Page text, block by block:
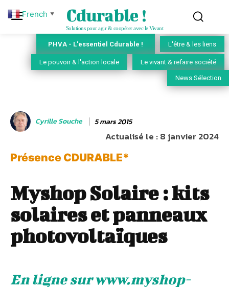
Cdurable !
Solutions pour agir & coopérer avec le Vivant
PHVA - L'essentiel Cdurable ! L'être & les liens
Le pouvoir & l'action locale Le vivant & refaire société
News Sélection
Cyrille Souche 5 mars 2015
Actualisé le :8 janvier 2024
Présence CDURABLE*
Myshop Solaire : kits
solaires et panneaux
photovoltaïques
En ligne sur www.myshop-
French ▼